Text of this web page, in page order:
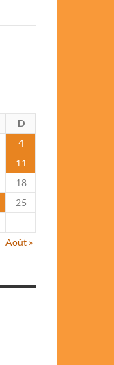
D
4
11
18
25
Août »